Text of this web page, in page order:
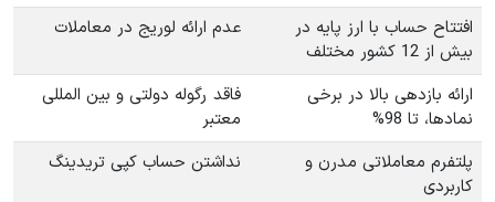
افتتاح حساب با ارز پایه در
بیش از 12 کشور مختلف
عدم ارائه لوریج در معاملات
ارائه بازدهی بالا در برخی
نمادها، تا 98%
فاقد رگوله دولتی و بین المللی
معتبر
پلتفرم معاملاتی مدرن و
کاربردی
نداشتن حساب کپی تریدینگ